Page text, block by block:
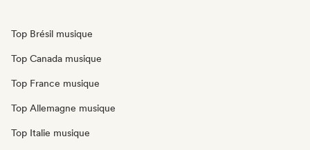
Top Brésil musique
Top Canada musique
Top France musique
Top Allemagne musique
Top Italie musique